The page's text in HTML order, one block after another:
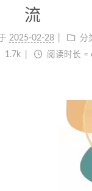
流
2025-02-28
分
1.7k 阅读时长 ≈